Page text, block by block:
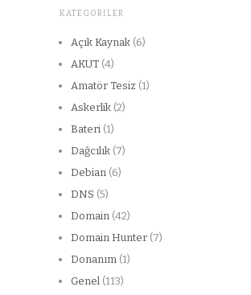
KATEGORILER
Açık Kaynak (6)
AKUT (4)
Amatör Tesiz (1)
Askerlik (2)
Bateri (1)
Dağcılık (7)
Debian (6)
DNS (5)
Domain (42)
Domain Hunter (7)
Donanım (1)
Genel (113)